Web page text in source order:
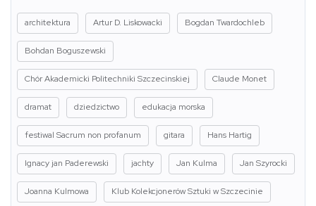
architektura Artur D. Liskowacki Bogdan Twardochleb
Bohdan Boguszewski
Chór Akademicki Politechniki Szczecinskiej Claude Monet
dramat dziedzictwo edukacja morska
festiwal Sacrum non profanum gitara Hans Hartig
Ignacy jan Paderewski jachty Jan Kulma Jan Szyrocki
Joanna Kulmowa Klub Kolekcjonerów Sztuki w Szczecinie